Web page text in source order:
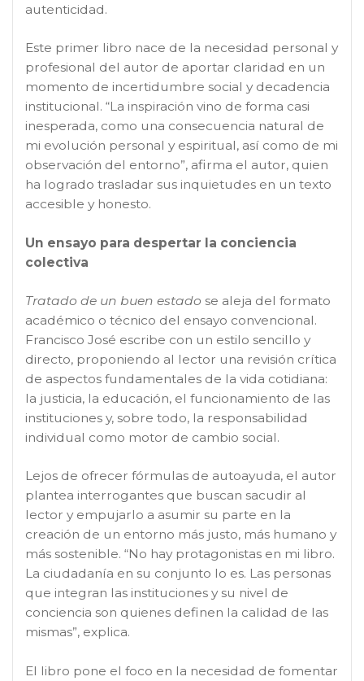
autenticidad.
Este primer libro nace de la necesidad personal y
profesional del autor de aportar claridad en un
momento de incertidumbre social y decadencia
institucional. “La inspiración vino de forma casi
inesperada, como una consecuencia natural de
mi evolución personal y espiritual, así como de mi
observación del entorno”, afirma el autor, quien
ha logrado trasladar sus inquietudes en un texto
accesible y honesto.
Un ensayo para despertar la conciencia
colectiva
Tratado de un buen estado se aleja del formato
académico o técnico del ensayo convencional.
Francisco José escribe con un estilo sencillo y
directo, proponiendo al lector una revisión crítica
de aspectos fundamentales de la vida cotidiana:
la justicia, la educación, el funcionamiento de las
instituciones y, sobre todo, la responsabilidad
individual como motor de cambio social.
Lejos de ofrecer fórmulas de autoayuda, el autor
plantea interrogantes que buscan sacudir al
lector y empujarlo a asumir su parte en la
creación de un entorno más justo, más humano y
más sostenible. “No hay protagonistas en mi libro.
La ciudadanía en su conjunto lo es. Las personas
que integran las instituciones y su nivel de
conciencia son quienes definen la calidad de las
mismas”, explica.
El libro pone el foco en la necesidad de fomentar